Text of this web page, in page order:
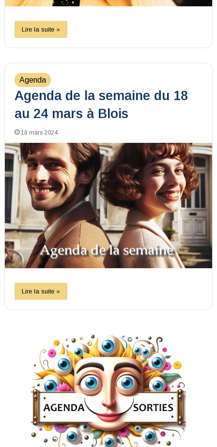
Lire la suite »
Agenda
Agenda de la semaine du 18
au 24 mars à Blois
18 mars 2024
Lire la suite »